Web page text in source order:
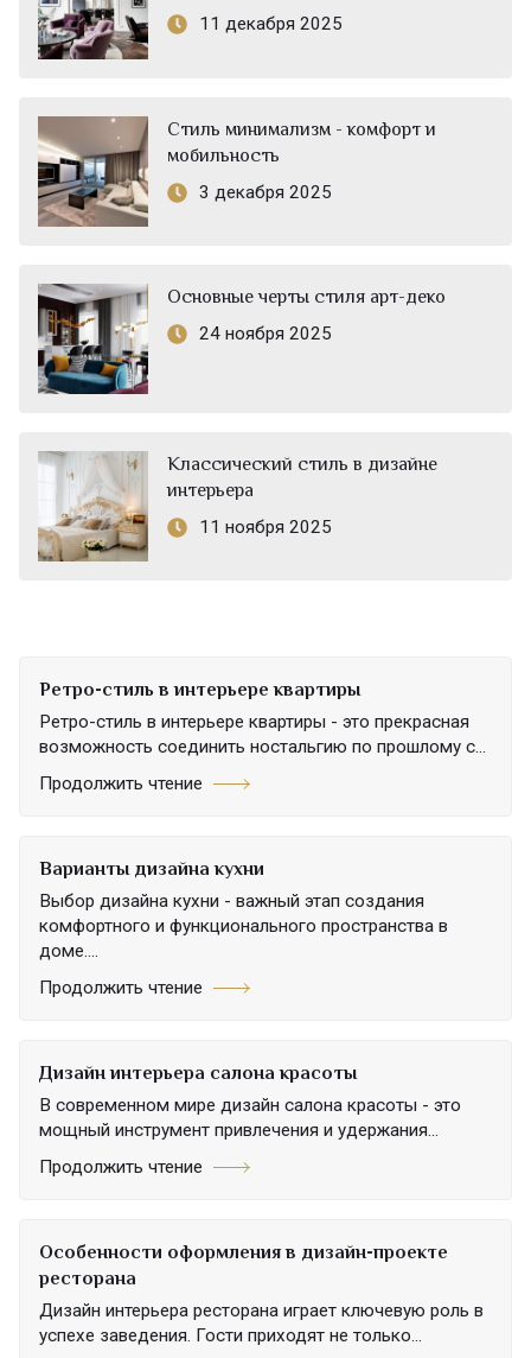
11 декабря 2025
Стиль минимализм - комфорт и
мобильность
3 декабря 2025
Основные черты стиля арт-деко
24 ноября 2025
Классический стиль в дизайне
интерьера
11 ноября 2025
Ретро-стиль в интерьере квартиры
Ретро-стиль в интерьере квартиры - это прекрасная
возможность соединить ностальгию по прошлому с...
Продолжить чтение
Варианты дизайна кухни
Выбор дизайна кухни - важный этап создания
комфортного и функционального пространства в
доме....
Продолжить чтение
Дизайн интерьера салона красоты
В современном мире дизайн салона красоты - это
мощный инструмент привлечения и удержания...
Продолжить чтение
Особенности оформления в дизайн-проекте
ресторана
Дизайн интерьера ресторана играет ключевую роль в
успехе заведения. Гости приходят не только...